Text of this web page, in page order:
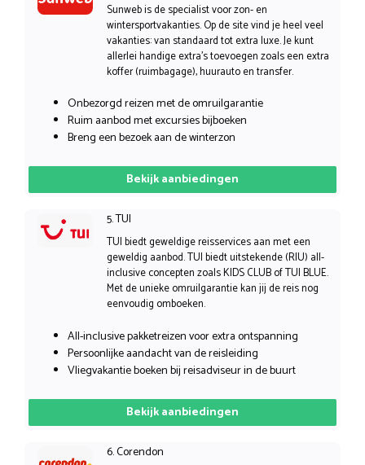
Sunweb is de specialist voor zon- en
wintersportvakanties. Op de site vind je heel veel
vakanties: van standaard tot extra luxe. Je kunt
allerlei handige extra’s toevoegen zoals een extra
koffer (ruimbagage), huurauto en transfer.
Onbezorgd reizen met de omruilgarantie
Ruim aanbod met excursies bijboeken
Breng een bezoek aan de winterzon
Bekijk aanbiedingen
5. TUI
TUI biedt geweldige reisservices aan met een
geweldig aanbod. TUI biedt uitstekende (RIU) all-
inclusive concepten zoals KIDS CLUB of TUI BLUE.
Met de unieke omruilgarantie kan jij de reis nog
eenvoudig omboeken.
All-inclusive pakketreizen voor extra ontspanning
Persoonlijke aandacht van de reisleiding
Vliegvakantie boeken bij reisadviseur in de buurt
Bekijk aanbiedingen
6. Corendon